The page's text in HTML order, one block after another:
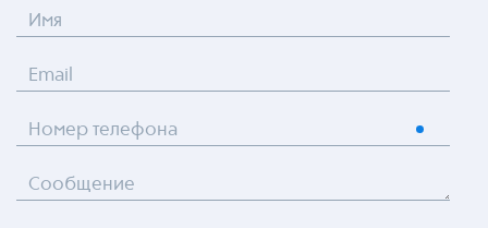
Имя
Email
Номер телефона
Сообщение